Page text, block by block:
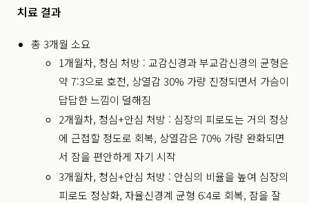
치료 결과
총 3개월 소요
1개월차, 청심 처방 : 교감신경과 부교감신경의 균형은
약 7:3으로 호전, 상열감 30% 가량 진정되면서 가슴이
답답한 느낌이 덜해짐
2개월차, 청심+안심 처방 : 심장의 피로도는 거의 정상
에 근접할 정도로 회복, 상열감은 70% 가량 완화되면
서 잠을 편안하게 자기 시작
3개월차, 청심+안심 처방 : 안심의 비율을 높여 심장의
피로도 정상화, 자율신경계 균형 6:4로 회복, 잠을 잘